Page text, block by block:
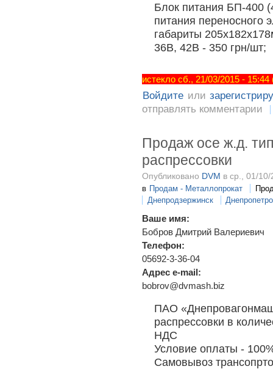
Блок питания БП-400
питания переносного
габариты
36В, 42В - 350 грн/шт;
истекло сб., 21/03/2015 -
Войдите или
отправлять комментарии
Продаж осе ж.д.
распрессовки
Опубликовано DVM в ср., 01/
в Продам - Металлопрокат
Днепродзержинск
Ваше имя:
Бобров Дмитрий Валериевич
Телефон:
05692-3-36-04
Адрес e-mail:
bobrov@dvmash.biz
ПАО
распрессовки в
НДС
Условие оплаты -
Самовывоз